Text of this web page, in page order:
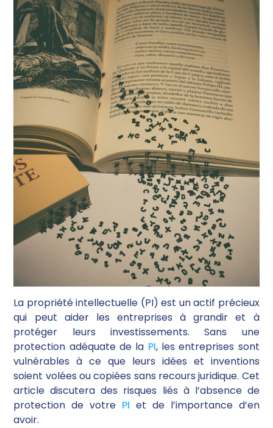
La propriété intellectuelle (PI) est un actif précieux
qui peut aider les entreprises à grandir et à
protéger leurs investissements. Sans une
protection adéquate de la PI, les entreprises sont
vulnérables à ce que leurs idées et inventions
soient volées ou copiées sans recours juridique. Cet
article discutera des risques liés à l’absence de
protection de votre PI et de l’importance d’en
avoir.